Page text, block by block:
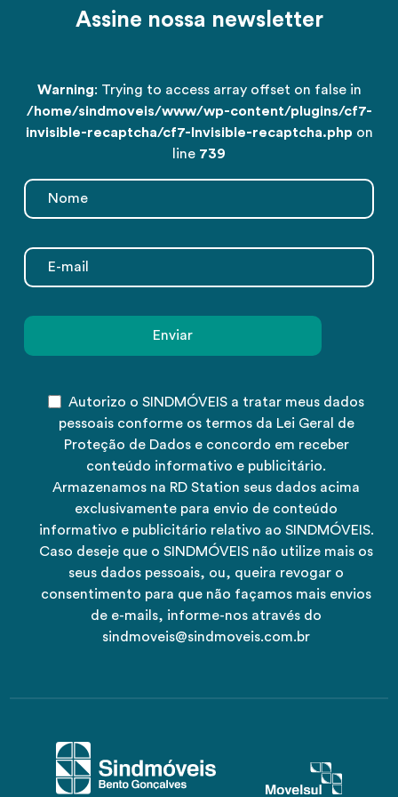
Assine nossa newsletter
Warning: Trying to access array offset on false in
/home/sindmoveis/www/wp-content/plugins/cf7-
invisible-recaptcha/cf7-Invisible-recaptcha.php on
line 739
Autorizo o SINDMÓVEIS a tratar meus dados
pessoais conforme os termos da Lei Geral de
Proteção de Dados e concordo em receber
conteúdo informativo e publicitário.
Armazenamos na RD Station seus dados acima
exclusivamente para envio de conteúdo
informativo e publicitário relativo ao SINDMÓVEIS.
Caso deseje que o SINDMÓVEIS não utilize mais os
seus dados pessoais, ou, queira revogar o
consentimento para que não façamos mais envios
de e-mails, informe-nos através do
sindmoveis@sindmoveis.com.br